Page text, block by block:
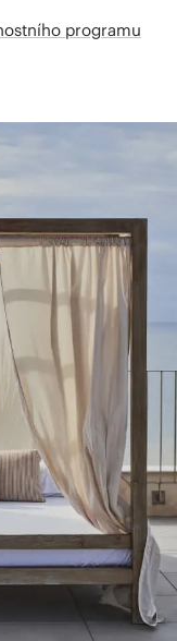
programu